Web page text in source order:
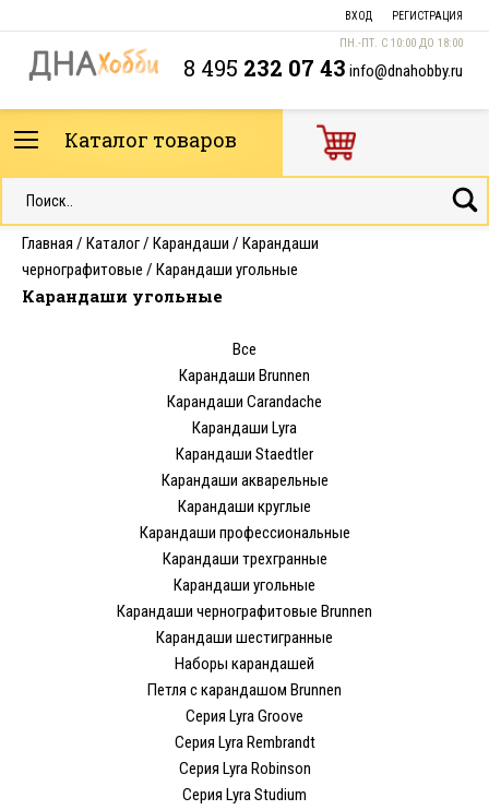
ВХОД РЕГИСТРАЦИЯ
ПН.-ПТ. С 10:00 ДО 18:00
8 495 232 07 43 info@dnahobby.ru
Каталог товаров
Главная / Каталог/ Карандаши / Карандаши
чернографитовые / Карандаши угольные
Карандаши угольные
Все
Карандаши Brunnen
Карандаши Carandache
Карандаши Lyra
Карандаши Staedtler
Карандаши акварельные
Карандаши круглые
Карандаши профессиональные
Карандаши трехгранные
Карандаши угольные
Карандаши чернографитовые Brunnen
Карандаши шестигранные
Наборы карандашей
Петля с карандашом Brunnen
Серия Lyra Groove
Серия Lyra Rembrandt
Серия Lyra Robinson
Серия Lyra Studium